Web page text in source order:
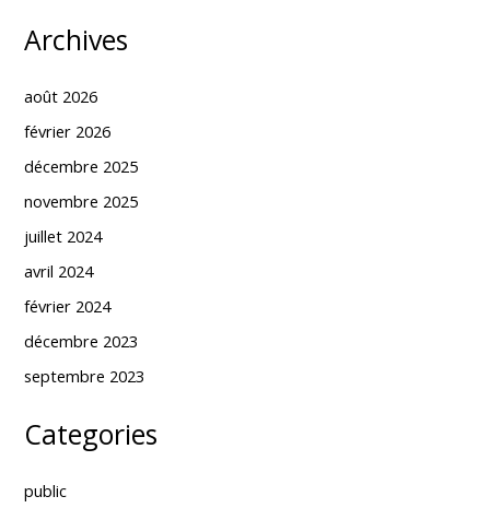
Archives
août 2026
février 2026
décembre 2025
novembre 2025
juillet 2024
avril 2024
février 2024
décembre 2023
septembre 2023
Categories
public